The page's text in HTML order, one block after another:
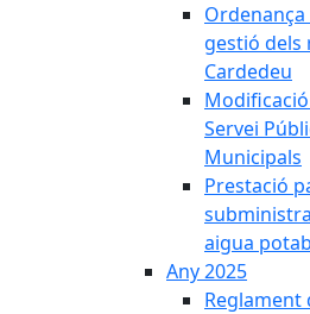
gestió dels
Cardedeu
Servei
Municipals
Prestació
aigua
Any 2025
Reglament